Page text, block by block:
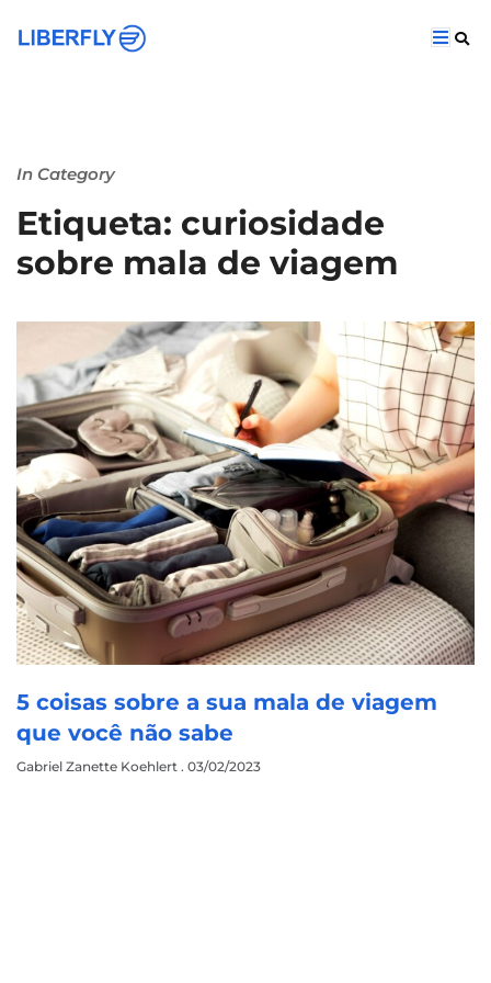
In Category
Etiqueta: curiosidade
sobre mala de viagem
5 coisas sobre a sua mala de viagem
que você não sabe
Gabriel Zanette Koehlert 03/02/2023